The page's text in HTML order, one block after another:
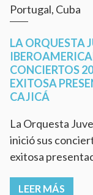
Portugal, Cuba
LA ORQUESTA
CONCIERTOS
EXITOSA
CAJICÁ
La Orquesta
inició sus
exitosa
LEER MÁS